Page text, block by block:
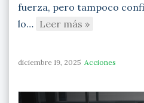
fuerza, pero tampoco
lo… Leer más »
diciembre 19, 2025 Acciones